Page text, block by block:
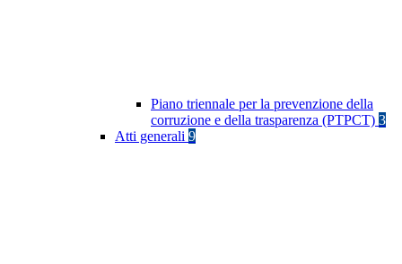
Piano triennale per la prevenzione della
corruzione e della trasparenza (PTPCT) 3
Atti generali 9